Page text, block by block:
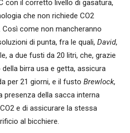
con il corretto livello di gasatura,
che non richiede CO2
Così come non mancheranno
di punta, fra le quali, David,
a due fusti da 20 litri, che, grazie
birra usa e getta, assicura
per 21 giorni, e il fusto Brewlock,
presenza della sacca interna
e di assicurare la stessa
al bicchiere.